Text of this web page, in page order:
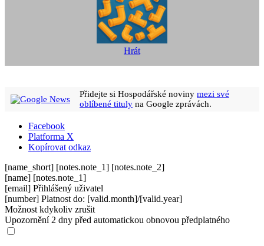
Hrát
Přidejte si Hospodářské noviny mezi své
oblíbené tituly na Google zprávách.
Facebook
Platforma X
Kopírovat odkaz
[name_short] [notes.note_1] [notes.note_2]
[name] [notes.note_1]
[email] Přihlášený uživatel
[number] Platnost do: [valid.month]/[valid.year]
Možnost kdykoliv zrušit
Upozornění 2 dny před automatickou obnovou předplatného